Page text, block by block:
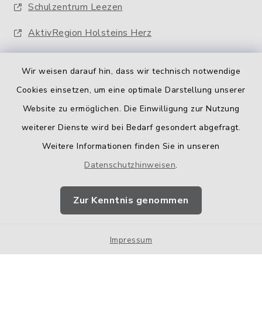
Wir weisen darauf hin, dass wir technisch notwendige
Cookies einsetzen, um eine optimale Darstellung unserer
Website zu ermöglichen. Die Einwilligung zur Nutzung
weiterer Dienste wird bei Bedarf gesondert abgefragt.
Weitere Informationen finden Sie in unseren
Datenschutzhinweisen.
Zur Kenntnis genommen
Impressum
Schulzentrum Leezen
AktivRegion Holsteins Herz
Barrierefreiheit
Impressum
Sitemap